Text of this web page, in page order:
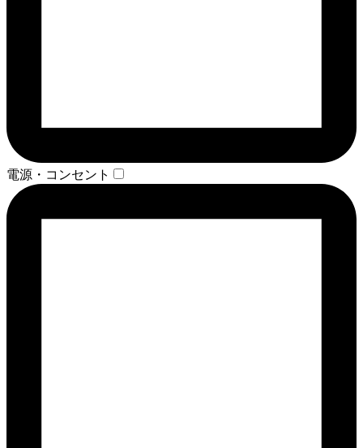
電源・コンセント